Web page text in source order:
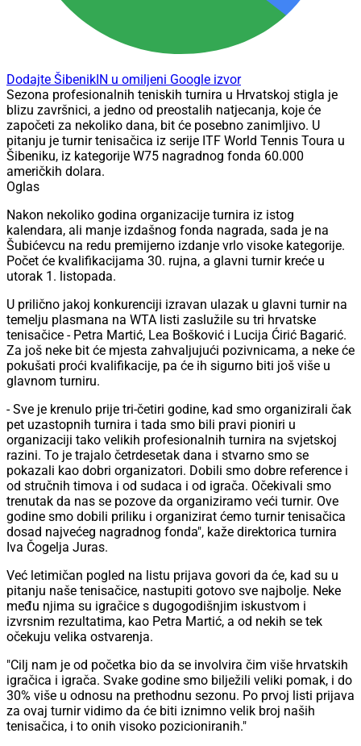
Dodajte ŠibenikIN u omiljeni Google izvor
Sezona profesionalnih teniskih turnira u Hrvatskoj stigla je
blizu završnici, a jedno od preostalih natjecanja, koje će
započeti za nekoliko dana, bit će posebno zanimljivo. U
pitanju je turnir tenisačica iz serije ITF World Tennis Toura u
Šibeniku, iz kategorije W75 nagradnog fonda 60.000
američkih dolara.
Oglas
Nakon nekoliko godina organizacije turnira iz istog
kalendara, ali manje izdašnog fonda nagrada, sada je na
Šubićevcu na redu premijerno izdanje vrlo visoke kategorije.
Počet će kvalifikacijama 30. rujna, a glavni turnir kreće u
utorak 1. listopada.
U prilično jakoj konkurenciji izravan ulazak u glavni turnir na
temelju plasmana na WTA listi zaslužile su tri hrvatske
tenisačice - Petra Martić, Lea Bošković i Lucija Ćirić Bagarić.
Za još neke bit će mjesta zahvaljujući pozivnicama, a neke će
pokušati proći kvalifikacije, pa će ih sigurno biti još više u
glavnom turniru.
- Sve je krenulo prije tri-četiri godine, kad smo organizirali čak
pet uzastopnih turnira i tada smo bili pravi pioniri u
organizaciji tako velikih profesionalnih turnira na svjetskoj
razini. To je trajalo četrdesetak dana i stvarno smo se
pokazali kao dobri organizatori. Dobili smo dobre reference i
od stručnih timova i od sudaca i od igrača. Očekivali smo
trenutak da nas se pozove da organiziramo veći turnir. Ove
godine smo dobili priliku i organizirat ćemo turnir tenisačica
dosad najvećeg nagradnog fonda", kaže direktorica turnira
Iva Čogelja Juras.
Već letimičan pogled na listu prijava govori da će, kad su u
pitanju naše tenisačice, nastupiti gotovo sve najbolje. Neke
među njima su igračice s dugogodišnjim iskustvom i
izvrsnim rezultatima, kao Petra Martić, a od nekih se tek
očekuju velika ostvarenja.
"Cilj nam je od početka bio da se involvira čim više hrvatskih
igračica i igrača. Svake godine smo bilježili veliki pomak, i do
30% više u odnosu na prethodnu sezonu. Po prvoj listi prijava
za ovaj turnir vidimo da će biti iznimno velik broj naših
tenisačica, i to onih visoko pozicioniranih."